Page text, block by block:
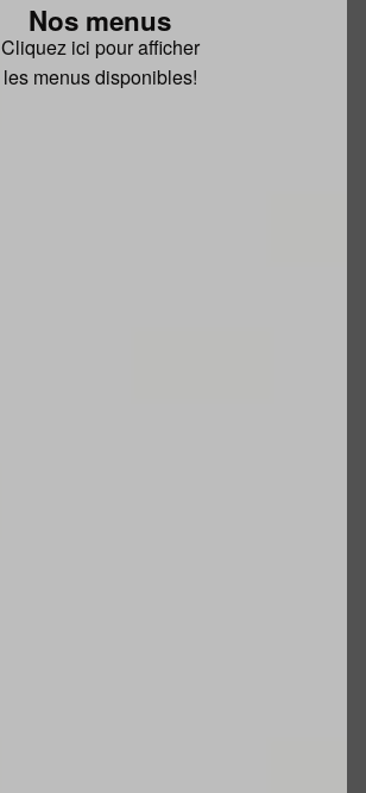
Nos menus
Cliquez ici pour afficher
les menus disponibles!